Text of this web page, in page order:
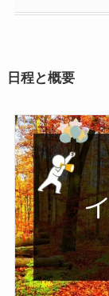
日程と概要